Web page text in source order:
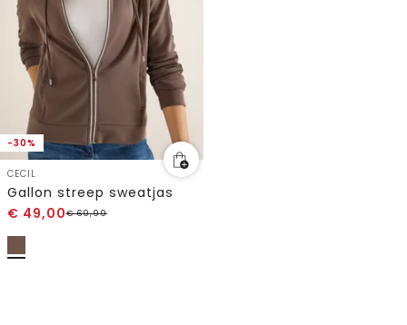
-30%
CECIL
Gallon streep sweatjas
€ 49,00€69,99